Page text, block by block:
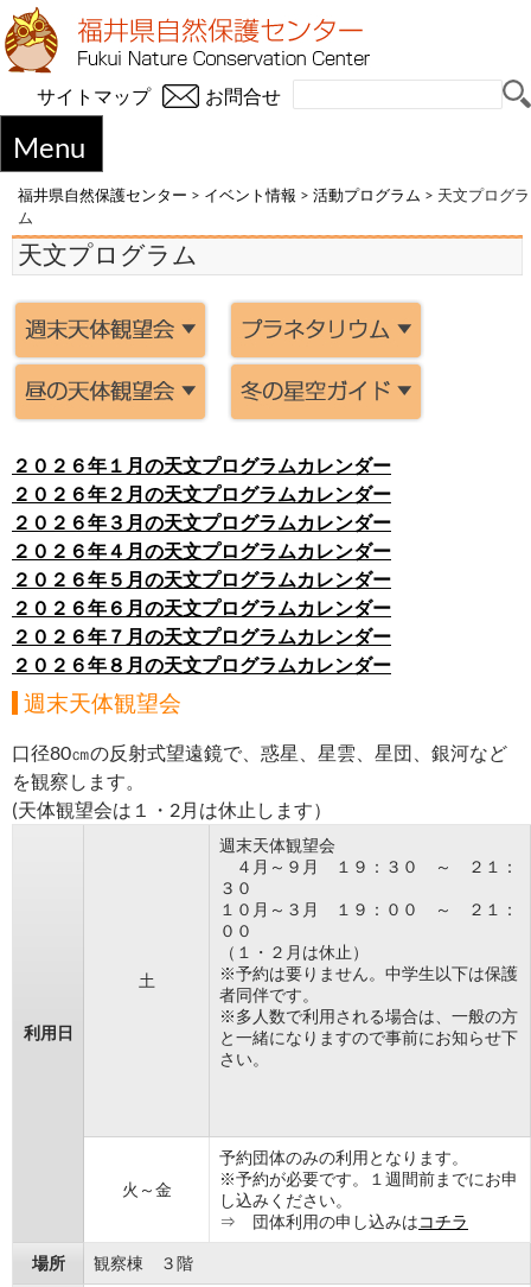
お問合せ
サイトマップ
Menu
福井県自然保護センター > イベント情報 > 活動プログラム > 天文プログラ
ム
天文プログラム
２０２６年１月の天文プログラムカレンダー
２０２６年２月の天文プログラムカレンダー
２０２６年３月の天文プログラムカレンダー
２０２６年４月の天文プログラムカレンダー
２０２６年５月の天文プログラムカレンダー
２０２６年６月の天文プログラムカレンダー
２０２６年７月の天文プログラムカレンダー
２０２６年８月の天文プログラムカレンダー
週末天体観望会
口径80㎝の反射式望遠鏡で、惑星、星雲、星団、銀河など
を観察します。
(天体観望会は１・2月は休止します）
利用日
土
週末天体観望会
４月～９月 １９：３０ ～ ２１：
３０
１０月～３月 １９：００ ～ ２１：
００
（１・２月は休止）
※予約は要りません。中学生以下は保護
者同伴です。
※多人数で利用される場合は、一般の方
と一緒になりますので事前にお知らせ下
さい。
火～金
予約団体のみの利用となります。
※予約が必要です。１週間前までにお申
し込みください。
⇒ 団体利用の申し込みはコチラ
場所 観察棟 ３階